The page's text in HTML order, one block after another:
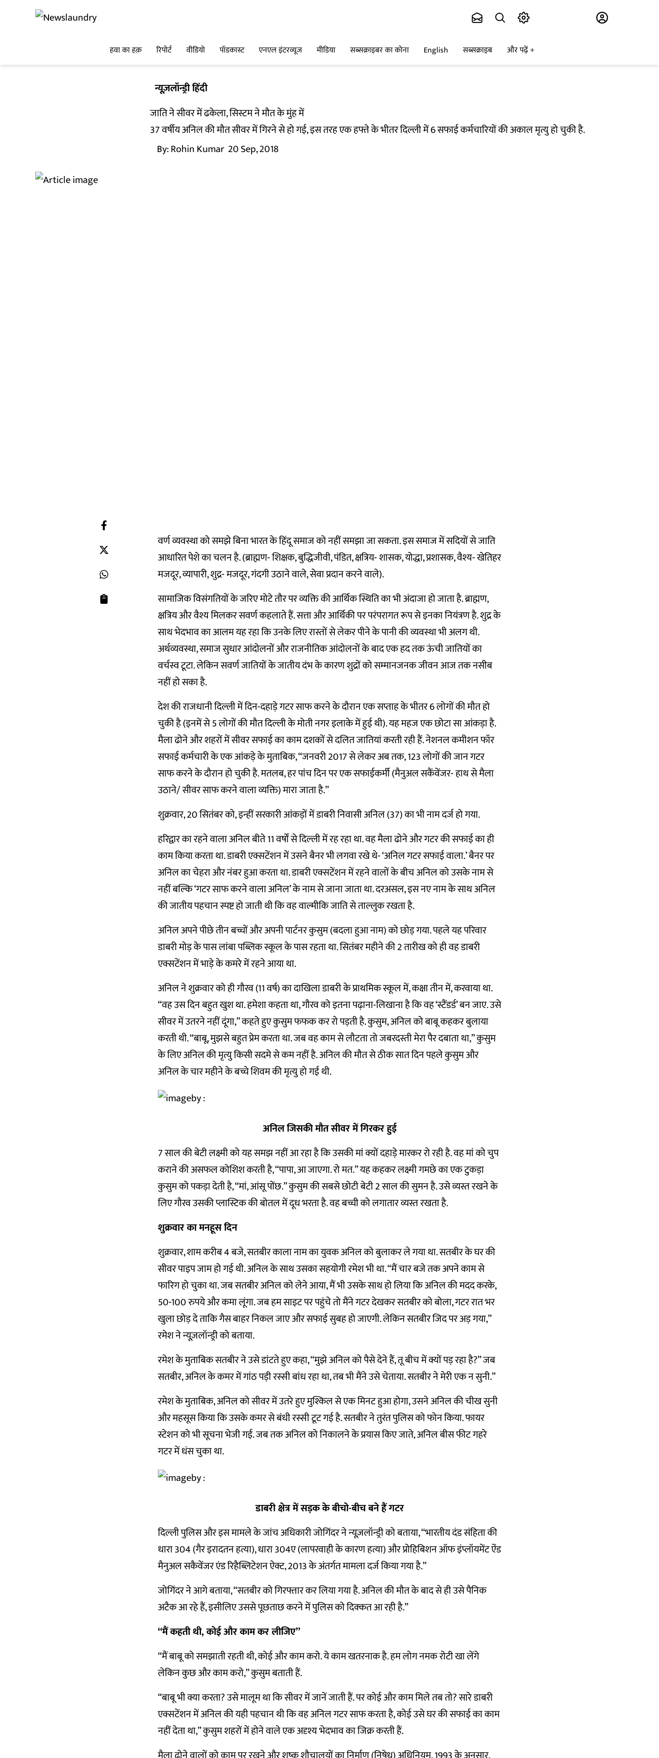
हवा का हक़ रिपोर्ट वीडियो पॉडकास्ट एनएल इंटरव्यूज मीडिया सब्सक्राइबर का कोना English सब्सक्राइब और पढ़ें
न्यूज़लॉन्ड्री हिंदी
जाति ने सीवर में ढकेला, सिस्टम ने मौत के मुंह में
37 वर्षीय अनिल की मौत सीवर में गिरने से हो गई, इस तरह एक हफ्ते के भीतर दिल्ली में 6 सफाई कर्मचारियों की अकाल मृत्यु हो चुकी है.
By:Rohin Kumar 20 Sep, 2018
वर्ण व्यवस्था को समझे बिना भारत के हिंदू समाज को नहीं समझा जा सकता. इस समाज में सदियों से जाति
आधारित पेशे का चलन है. (ब्राह्मण- शिक्षक, बुद्धिजीवी, पंडित, क्षत्रिय- शासक, योद्धा, प्रशासक, वैश्य- खेतिहर
मजदूर, व्यापारी, शुद्र- मजदूर, गंदगी उठाने वाले, सेवा प्रदान करने वाले).
सामाजिक विसंगतियों के जरिए मोटे तौर पर व्यक्ति की आर्थिक स्थिति का भी अंदाजा हो जाता है. ब्राह्मण,
क्षत्रिय और वैश्य मिलकर सवर्ण कहलाते हैं. सत्ता और आर्थिकी पर परंपरागत रूप से इनका नियंत्रण है. शुद्र के
साथ भेदभाव का आलम यह रहा कि उनके लिए रास्तों से लेकर पीने के पानी की व्यवस्था भी अलग थी.
अर्थव्यवस्था, समाज सुधार आंदोलनों और राजनीतिक आंदोलनों के बाद एक हद तक ऊंची जातियों का
वर्चस्व टूटा. लेकिन सवर्ण जातियों के जातीय दंभ के कारण शुद्रों को सम्मानजनक जीवन आज तक नसीब
नहीं हो सका है.
देश की राजधानी दिल्ली में दिन-दहाड़े गटर साफ करने के दौरान एक सप्ताह के भीतर 6 लोगों की मौत हो
चुकी है (इनमें से 5 लोगों कीमौत दिल्ली के मोती नगरइलाके में हुई थी). यह महज एक छोटा सा आंकड़ा है.
मैला ढोने और शहरों में सीवर सफाई का काम दशकों से दलित जातियां करती रही हैं.नेशनल कमीशन फॉर
सफाई कर्मचारीके एक आंकड़े के मुताबिक, “जनवरी 2017 से लेकर अब तक, 123 लोगों की जान गटर
साफ करने के दौरान हो चुकी है. मतलब, हर पांच दिन पर एक सफाईकर्मी (मैनुअल सकैंवेंजर- हाथ से मैला
उठाने/ सीवर साफ करने वाला व्यक्ति) मारा जाता है.”
शुक्रवार, 20 सितंबर को, इन्हीं सरकारी आंकड़ों मेंडाबरी निवासी अनिल(37) का भी नाम दर्ज हो गया.
हरिद्वार का रहने वाला अनिल बीते 11 वर्षों से दिल्ली में रह रहा था. वह मैला ढोने और गटर की सफाई का ही
काम किया करता था. डाबरी एक्सटेंशन में उसने बैनर भी लगवा रखे थे- ‘अनिल गटर सफाई वाला.’ बैनर पर
अनिल का चेहरा और नंबर हुआ करता था. डाबरी एक्सटेंशन में रहने वालों के बीच अनिल को उसके नाम से
नहीं बल्कि ‘गटर साफ करने वाला अनिल’ के नाम से जाना जाता था. दरअसल, इस नए नाम के साथ अनिल
की जातीय पहचान स्पष्ट हो जाती थी कि वह वाल्मीकि जाति से ताल्लुक रखता है.
अनिल अपने पीछे तीन बच्चों और अपनी पार्टनर कुसुम (बदला हुआ नाम) को छोड़ गया. पहले यह परिवार
डाबरी मोड़ के पास लांबा पब्लिक स्कूल के पास रहता था. सितंबर महीने की 2 तारीख को ही वह डाबरी
एक्सटेंशन में भाड़े के कमरे में रहने आया था.
अनिल ने शुक्रवार को ही गौरव (11 वर्ष) का दाखिला डाबरी के प्राथमिक स्कूल में, कक्षा तीन में, करवाया था.
“वह उस दिन बहुत खुश था. हमेशा कहता था, गौरव को इतना पढ़ाना-लिखाना है कि वह ‘स्टैंडर्ड’ बन जाए. उसे
सीवर में उतरने नहीं दूंगा,” कहते हुए कुसुम फफक कर रो पड़ती है. कुसुम, अनिल को बाबू कहकर बुलाया
करती थी. “बाबू, मुझसे बहुत प्रेम करता था. जब वह काम से लौटता तो जबरदस्ती मेरा पैर दबाता था,” कुसुम
के लिए अनिल की मृत्यु किसी सदमे से कम नहीं है. अनिल की मौत से ठीक सात दिन पहले कुसुम और
अनिल के चार महीने के बच्चे शिवम की मृत्यु हो गई थी.
अनिल जिसकी मौत सीवर में गिरकर हुई
7 साल की बेटी लक्ष्मी को यह समझ नहीं आ रहा है कि उसकी मां क्यों दहाड़े मारकर रो रही है. वह मां को चुप
कराने की असफल कोशिश करती है, “पापा, आ जाएगा. रो मत.” यह कहकर लक्ष्मी गमछे का एक टुकड़ा
कुसुम को पकड़ा देती है, “मां, आंसू पोंछ.” कुसुम की सबसे छोटी बेटी 2 साल की सुमन है. उसे व्यस्त रखने के
लिए गौरव उसकी प्लास्टिक की बोतल में दूध भरता है. वह बच्ची को लगातार व्यस्त रखता है.
शुक्रवार का मनहूस दिन
शुक्रवार, शाम करीब 4 बजे, सतबीर काला नाम का युवक अनिल को बुलाकर ले गया था. सतबीर के घर की
सीवर पाइप जाम हो गई थी. अनिल के साथ उसका सहयोगी रमेश भी था. “मैं चार बजे तक अपने काम से
फारिग हो चुका था. जब सतबीर अनिल को लेने आया, मैं भी उसके साथ हो लिया कि अनिल की मदद करके,
50-100 रुपये और कमा लूंगा. जब हम साइट पर पहुंचे तो मैंने गटर देखकर सतबीर को बोला, गटर रात भर
खुला छोड़ दे ताकि गैस बाहर निकल जाए और सफाई सुबह हो जाएगी. लेकिन सतबीर जिद पर अड़ गया,”
रमेश ने न्यूज़लॉन्ड्री को बताया.
रमेश के मुताबिक सतबीर ने उसे डांटते हुए कहा, “मुझे अनिल को पैसे देने हैं, तू बीच में क्यों पड़ रहा है?” जब
सतबीर, अनिल के कमर में गांठ पड़ी रस्सी बांध रहा था, तब भी मैंने उसे चेताया. सतबीर ने मेरी एक न सुनी.”
रमेश के मुताबिक, अनिल को सीवर में उतरे हुए मुश्किल से एक मिनट हुआ होगा, उसने अनिल की चीख सुनी
और महसूस किया कि उसके कमर से बंधी रस्सी टूट गई है. सतबीर ने तुरंत पुलिस को फोन किया. फायर
स्टेशन को भी सूचना भेजी गई. जब तक अनिल को निकालने के प्रयास किए जाते, अनिल बीस फीट गहरे
गटर में धंस चुका था.
डाबरी क्षेत्र में सड़क के बीचो-बीच बने हैं गटर
दिल्ली पुलिस और इस मामले के जांच अधिकारी जोगिंदर ने न्यूज़लॉन्ड्री को बताया, “भारतीय दंड संहिता की
धारा 304 (गैर इरादतन हत्या), धारा 304ए (लापरवाही के कारण हत्या) औरप्रोहिबिशन ऑफ इंप्लॉयमेंट ऐंड
मैनुअल सकैवेंजर एंड रिहैब्लिटेशन ऐक्ट, 2013के अंतर्गत मामला दर्ज किया गया है.”
जोगिंदर ने आगे बताया, “सतबीर को गिरफ्तार कर लिया गया है. अनिल की मौत के बाद से ही उसे पैनिक
अटैक आ रहे हैं, इसीलिए उससे पूछताछ करने में पुलिस को दिक्कत आ रही है.”
“मैं कहती थी, कोई और काम कर लीजिए”
“मैं बाबू को समझाती रहती थी, कोई और काम करो. ये काम खतरनाक है. हम लोग नमक रोटी खा लेंगे
लेकिन कुछ और काम करो,” कुसुम बताती हैं.
“बाबू भी क्या करता? उसे मालूम था कि सीवर में जानें जाती हैं. पर कोई और काम मिले तब तो? सारे डाबरी
एक्सटेंशन में अनिल की यही पहचान थी कि वह अनिल गटर साफ करता है, कोई उसे घर की सफाई का काम
नहीं देता था,” कुसुम शहरों में होने वाले एक अदृश्य भेदभाव का जिक्र करती हैं.